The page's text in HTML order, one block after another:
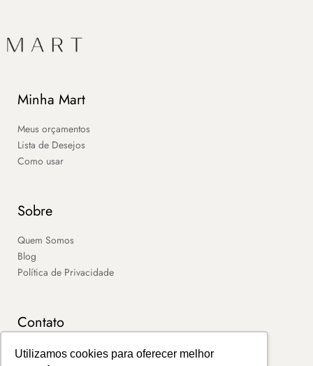
Utilizamos cookies para oferecer melhor
Minha Mart
Meus orçamentos
Lista de Desejos
Como usar
Sobre
Quem Somos
Blog
Política de Privacidade
Contato
SAC